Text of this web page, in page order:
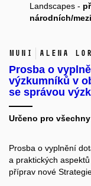
Landscapes -
národních/
MUNI Alena
Prosba o
výzkumníků v
se správou
Určeno pro
Prosba o vyplnění
a praktických aspektů
příprav nové